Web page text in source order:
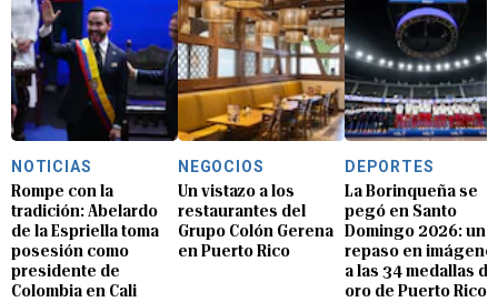
NOTICIAS
Rompe con la
tradición: Abelardo
de la Espriella toma
posesión como
presidente de
Colombia en Cali
NEGOCIOS
Un vistazo a los
restaurantes del
Grupo Colón Gerena
en Puerto Rico
DEPORTES
La Borinqueña se
pegó en Santo
Domingo 2026: un
repaso en
a las 34 medallas de
oro de Puerto Rico